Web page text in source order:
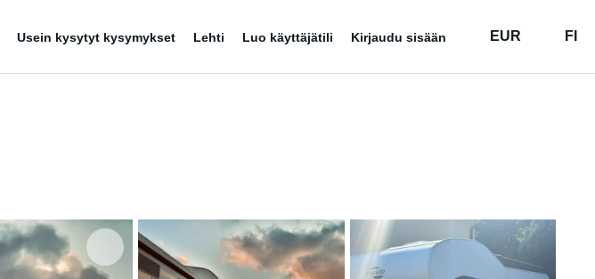
Usein kysytyt kysymykset Lehti Luo käyttäjätili Kirjaudu sisään EUR FI